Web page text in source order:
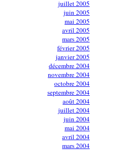
juillet 2005
juin 2005
mai 2005
avril 2005
mars 2005
février 2005
janvier 2005
décembre 2004
novembre 2004
octobre 2004
septembre 2004
août 2004
juillet 2004
juin 2004
mai 2004
avril 2004
mars 2004